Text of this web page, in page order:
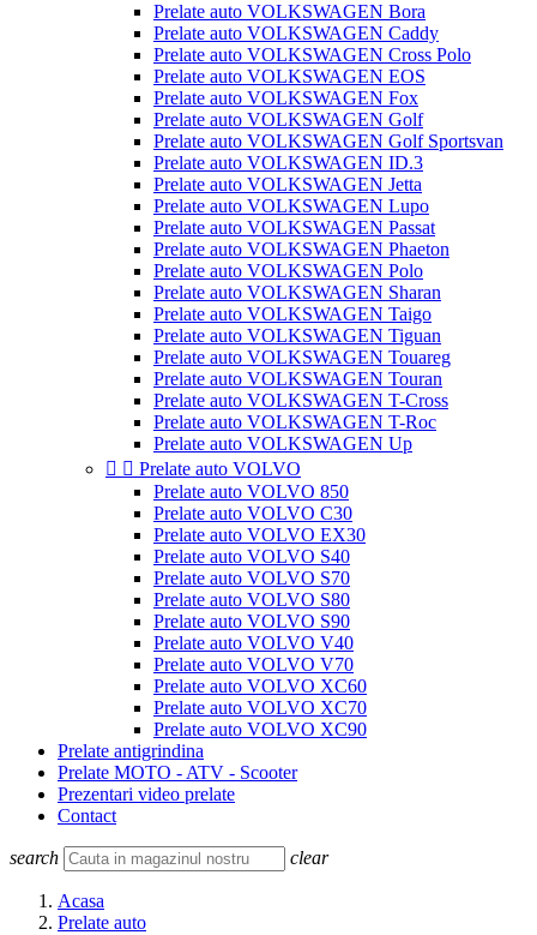
Prelate auto VOLKSWAGEN Bora
Prelate auto VOLKSWAGEN Caddy
Prelate auto VOLKSWAGEN Cross Polo
Prelate auto VOLKSWAGEN EOS
Prelate auto VOLKSWAGEN Fox
Prelate auto VOLKSWAGEN Golf
Prelate auto VOLKSWAGEN Golf Sportsvan
Prelate auto VOLKSWAGEN ID.3
Prelate auto VOLKSWAGEN Jetta
Prelate auto VOLKSWAGEN Lupo
Prelate auto VOLKSWAGEN Passat
Prelate auto VOLKSWAGEN Phaeton
Prelate auto VOLKSWAGEN Polo
Prelate auto VOLKSWAGEN Sharan
Prelate auto VOLKSWAGEN Taigo
Prelate auto VOLKSWAGEN Tiguan
Prelate auto VOLKSWAGEN Touareg
Prelate auto VOLKSWAGEN Touran
Prelate auto VOLKSWAGEN T-Cross
Prelate auto VOLKSWAGEN T-Roc
Prelate auto VOLKSWAGEN Up
  Prelate auto VOLVO
Prelate auto VOLVO 850
Prelate auto VOLVO C30
Prelate auto VOLVO EX30
Prelate auto VOLVO S40
Prelate auto VOLVO S70
Prelate auto VOLVO S80
Prelate auto VOLVO S90
Prelate auto VOLVO V40
Prelate auto VOLVO V70
Prelate auto VOLVO XC60
Prelate auto VOLVO XC70
Prelate auto VOLVO XC90
Prelate antigrindina
Prelate MOTO - ATV - Scooter
Prezentari video prelate
Contact
search clear
Acasa
Prelate auto